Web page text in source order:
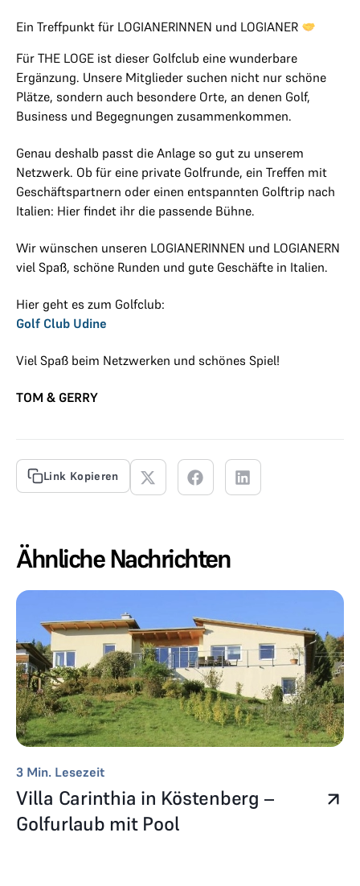
Ein Treffpunkt für LOGIANERINNEN und LOGIANER
Für THE LOGE ist dieser Golfclub eine wunderbare
Ergänzung. Unsere Mitglieder suchen nicht nur schöne
Plätze, sondern auch besondere Orte, an denen Golf,
Business und Begegnungen zusammenkommen.
Genau deshalb passt die Anlage so gut zu unserem
Netzwerk. Ob für eine private Golfrunde, ein Treffen mit
Geschäftspartnern oder einen entspannten Golftrip nach
Italien: Hier findet ihr die passende Bühne.
Wir wünschen unseren LOGIANERINNEN und LOGIANERN
viel Spaß, schöne Runden und gute Geschäfte in Italien.
Hier geht es zum Golfclub:
Golf Club Udine
Viel Spaß beim Netzwerken und schönes Spiel!
TOM & GERRY
Link Kopieren
Ähnliche Nachrichten
3 Min. Lesezeit
Villa Carinthia in Köstenberg –
Golfurlaub mit Pool